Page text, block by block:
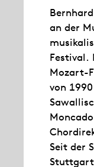
an der
Festival.
Mozart-
von
Seit der